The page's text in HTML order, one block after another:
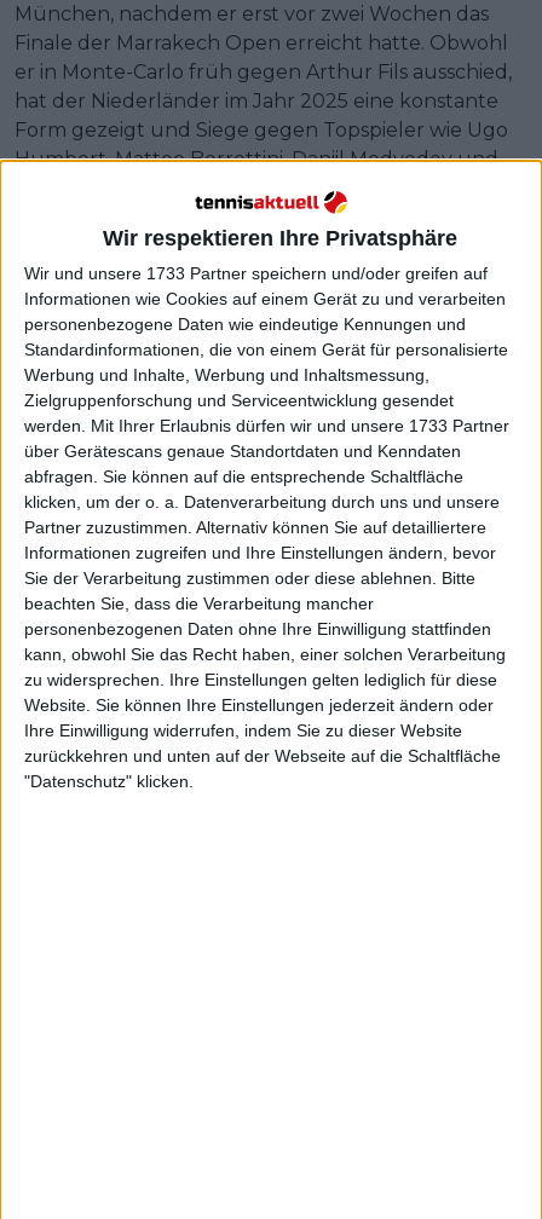
Wir respektieren Ihre Privatsphäre
Wir und unsere 1733 Partner speichern und/oder greifen auf
Informationen wie Cookies auf einem Gerät zu und verarbeiten
personenbezogene Daten wie eindeutige Kennungen und
Standardinformationen, die von einem Gerät für personalisierte
Werbung und Inhalte, Werbung und Inhaltsmessung,
Zielgruppenforschung und Serviceentwicklung gesendet
werden.
Mit Ihrer Erlaubnis dürfen wir und unsere 1733 Partner
über Gerätescans genaue Standortdaten und Kenndaten
abfragen. Sie können auf die entsprechende Schaltfläche
klicken, um der o. a. Datenverarbeitung durch uns und unsere
Partner zuzustimmen. Alternativ können Sie auf detailliertere
Informationen zugreifen und Ihre Einstellungen ändern, bevor
Sie der Verarbeitung zustimmen oder diese ablehnen.
Bitte
beachten Sie, dass die Verarbeitung mancher
personenbezogenen Daten ohne Ihre Einwilligung stattfinden
kann, obwohl Sie das Recht haben, einer solchen Verarbeitung
zu widersprechen. Ihre Einstellungen gelten lediglich für diese
Website. Sie können Ihre Einstellungen jederzeit ändern oder
Ihre Einwilligung widerrufen, indem Sie zu dieser Website
zurückkehren und unten auf der Webseite auf die Schaltfläche
"Datenschutz" klicken.
München, nachdem er erst vor zwei Wochen das
Finale der Marrakech Open erreicht hatte. Obwohl
er in Monte-Carlo früh gegen Arthur Fils ausschied,
hat der Niederländer im Jahr 2025 eine konstante
Form gezeigt und Siege gegen Topspieler wie Ugo
Humbert, Matteo Berrettini, Daniil Medvedev und
sogar Alexander Zverev eingefahren.
In München traf er auf den haushohen Favoriten
und Wildcard-Spieler Yannik Hanfmann, der gerade
den 2025er Miami Open -Sieger Jakub Mensik
besiegt hatte. Griekspoors Erfahrung machte den
Unterschied aus, er gewann solide, obwohl seine
besten Ergebnisse auf Hartplätzen erzielt wurden.
Er hat sich eindeutig an die langsameren Beläge
gewöhnt und setzt seinen Vorstoß in Richtung einer
Rückkehr in die Top 30 fort.
Weiterlesen
TV GUIDE: So sehen Sie die BMW
Munich Open mit Alexander
Zverev, Ben Shelton und Jakub
Mensik
Zverev dominiert deutsches Duell bei
Heimsieg